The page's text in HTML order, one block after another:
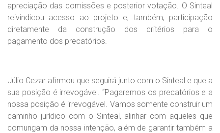
apreciação das comissões e posterior votação. O Sinteal
reivindicou acesso ao projeto e, também, participação
diretamente da construção dos critérios para o
pagamento dos precatórios.
Júlio Cezar afirmou que seguirá junto com o Sinteal e que a
sua posição é irrevogável. “Pagaremos os precatórios e a
nossa posição é irrevogável. Vamos somente construir um
caminho jurídico com o Sinteal, alinhar com aqueles que
comungam da nossa intenção, além de garantir também a